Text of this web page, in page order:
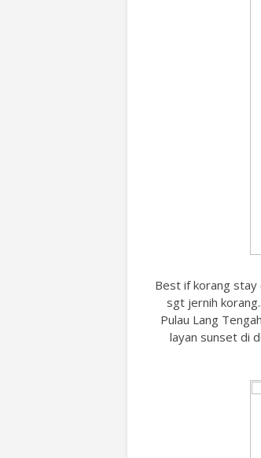
Best if korang stay
sgt jernih
Pulau Lang
layan sunset di